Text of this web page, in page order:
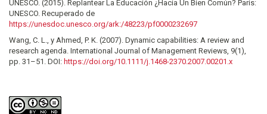
UNESCO. (2015). Replantear La Educación ¿Hacia Un Bien Común? París:
UNESCO. Recuperado de
https://unesdoc.unesco.org/ark:/48223/pf0000232697
Wang, C. L., y Ahmed, P. K. (2007). Dynamic capabilities: A review and
research agenda. International Journal of Management Reviews, 9(1),
pp. 31–51. DOI: https://doi.org/10.1111/j.1468-2370.2007.00201.x